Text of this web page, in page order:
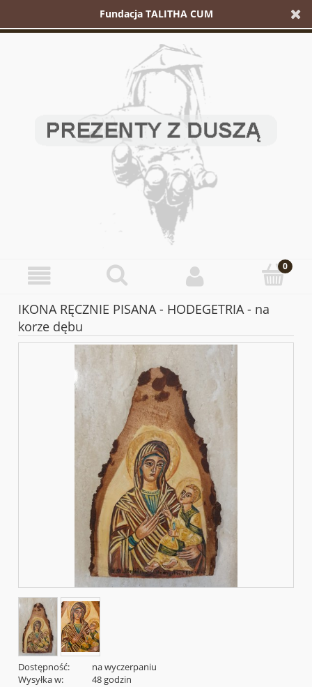
Fundacja TALITHA CUM
IKONA RĘCZNIE PISANA - HODEGETRIA - na
korze dębu
Dostępność:
na wyczerpaniu
Wysyłka w:
48 godzin